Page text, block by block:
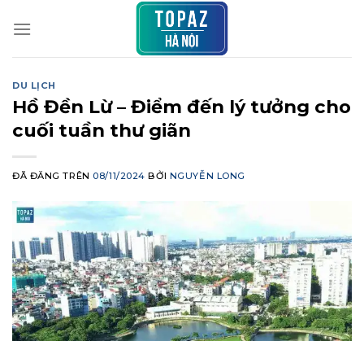
đến
DU LỊCH
Hồ Đền Lừ – Điểm đến lý tưởng cho
cuối tuần thư giãn
ĐÃ ĐĂNG TRÊN 08/11/2024 BỞI NGUYỄN LONG